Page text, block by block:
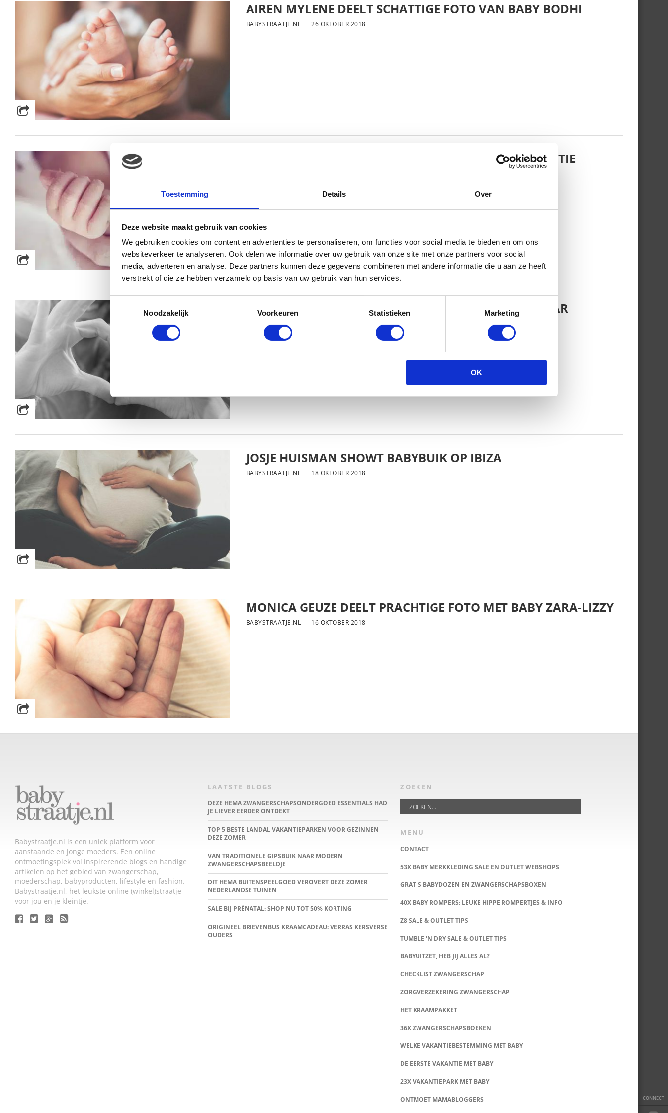
Toestemming Details Over
Deze website maakt gebruik van cookies
We gebruiken cookies om content en advertenties te personaliseren, om functies voor social media te bieden en om ons
websiteverkeer te analyseren. Ook delen we informatie over uw gebruik van onze site met onze partners voor social
media, adverteren en analyse. Deze partners kunnen deze gegevens combineren met andere informatie die u aan ze heeft
verstrekt of die ze hebben verzameld op basis van uw gebruik van hun services.
Toestemmingsselectie
Noodzakelijk
Voorkeuren Statistieken Marketing
OK
CONNECT
AIREN MYLENE DEELT SCHATTIGE FOTO VAN BABY BODHI
BABYSTRAATJE.NL 26 OKTOBER 2018
FOTO: SAAR KONINGSBERGER MET DOCHTERTJE SCOTTIE
KIM KÖTTER DEELT PRACHTIGE GEZINSFOTO MET HAAR
MANNEN
BABYSTRAATJE.NL
JOSJE HUISMAN SHOWT BABYBUIK OP IBIZA
BABYSTRAATJE.NL 18 OKTOBER 2018
MONICA GEUZE DEELT PRACHTIGE FOTO MET BABY ZARA-LIZZY
BABYSTRAATJE.NL 16 OKTOBER 2018
Babystraatje.nl is een uniek platform voor
aanstaande en jonge moeders. Een online
ontmoetingsplek vol inspirerende blogs en handige
artikelen op het gebied van zwangerschap,
moederschap, babyproducten, lifestyle en fashion.
Babystraatje.nl, het leukste online (winkel)straatje
voor jou en je kleintje.
LAATSTE BLOGS
DEZE HEMA ZWANGERSCHAPSONDERGOED ESSENTIALS HAD
JE LIEVER EERDER ONTDEKT
TOP 5 BESTE LANDAL VAKANTIEPARKEN VOOR GEZINNEN
DEZE ZOMER
VAN TRADITIONELE GIPSBUIK NAAR MODERN
ZWANGERSCHAPSBEELDJE
DIT HEMA BUITENSPEELGOED VEROVERT DEZE ZOMER
NEDERLANDSE TUINEN
SALE BIJ PRÉNATAL: SHOP NU TOT 50% KORTING
ORIGINEEL BRIEVENBUS KRAAMCADEAU: VERRAS KERSVERSE
OUDERS
ZOEKEN
MENU
CONTACT
53X BABY MERKKLEDING SALE EN OUTLET WEBSHOPS
GRATIS BABYDOZEN EN ZWANGERSCHAPSBOXEN
40X BABY ROMPERS: LEUKE HIPPE ROMPERTJES & INFO
Z8 SALE & OUTLET TIPS
TUMBLE ‘N DRY SALE & OUTLET TIPS
BABYUITZET, HEB JIJ ALLES AL?
CHECKLIST ZWANGERSCHAP
ZORGVERZEKERING ZWANGERSCHAP
HET KRAAMPAKKET
36X ZWANGERSCHAPSBOEKEN
WELKE VAKANTIEBESTEMMING MET BABY
DE EERSTE VAKANTIE MET BABY
23X VAKANTIEPARK MET BABY
ONTMOET MAMABLOGGERS